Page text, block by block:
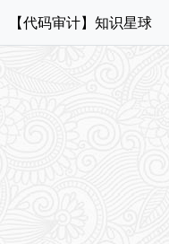
【代码审计】知识星球